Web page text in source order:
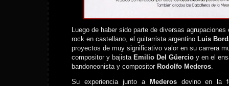
Luego de haber sido parte de diversas
rock en castellano, el guitarrista argentino Luis
proyectos de muy significativo valor en su carrera
compositor y bajista Emilio Del Güercio y en el
bandoneonista y compositor Rodolfo Mederos.
Su experiencia junto a
Mederosdevino en la